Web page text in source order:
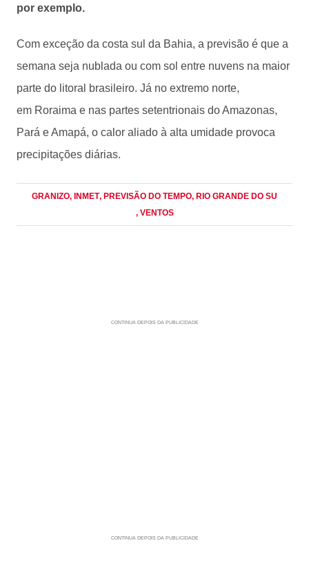
por exemplo.
Com exceção da costa sul da Bahia, a previsão é que a
semana seja nublada ou com sol entre nuvens na maior
parte do litoral brasileiro. Já no extremo norte,
em Roraima e nas partes setentrionais do Amazonas,
Pará e Amapá, o calor aliado à alta umidade provoca
precipitações diárias.
GRANIZO, INMET, PREVISÃO DO TEMPO, RIO GRANDE DO SU
, VENTOS